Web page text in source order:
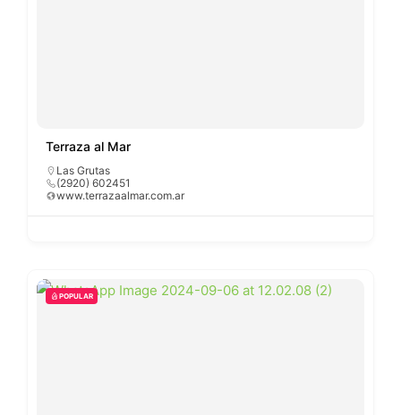
Terraza al Mar
Las Grutas
(2920) 602451
www.terrazaalmar.com.ar
POPULAR